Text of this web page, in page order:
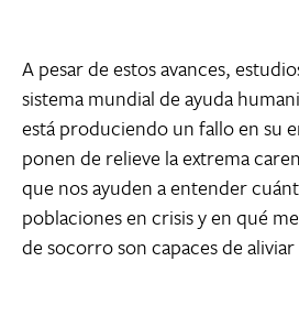
A pesar de estos avances,
sistema mundial de ayuda
está produciendo un fallo en su
ponen de relieve la extrema
que nos ayuden a entender
poblaciones en crisis y en qué
de socorro son capaces de